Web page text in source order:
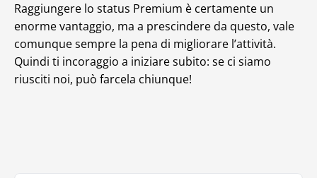
Raggiungere lo status Premium è certamente un
enorme vantaggio, ma a prescindere da questo, vale
comunque sempre la pena di migliorare l’attività.
Quindi ti incoraggio a iniziare subito: se ci siamo
riusciti noi, può farcela chiunque!